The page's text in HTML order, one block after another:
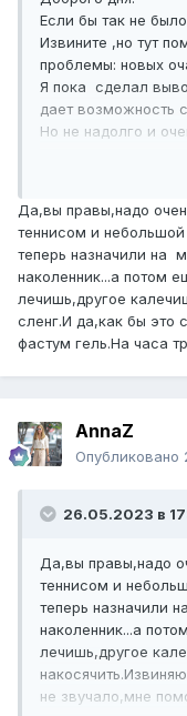
Если бы так не
Извините ,но тут
проблемы: новых
Я пока сделал
дает возможность
Но не надолго и
Баклофен и
силы отнимают
Да,вы правы,надо
теннисом и
теперь назначили на
наколенник...а потом
лечишь,другое
сленг.И да,как бы это
фастум гель.На часа
AnnaZ
Опубликовано
26.05.2023 в
Да,вы правы,надо
теннисом и
теперь назначили
наколенник...а
лечишь,другое
не звучало,мне